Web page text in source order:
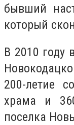
бывший
который
В 2010 году
200-летие
храма и
поселка